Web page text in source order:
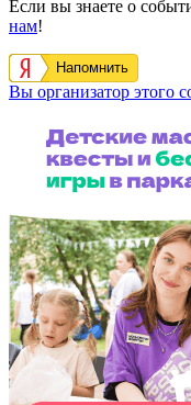
Если вы знаете о
нам!
Напомнить
Вы организатор этого